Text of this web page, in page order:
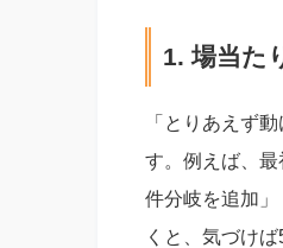
1. 場当た
「とりあえず
す。例えば、
件分岐を追加
くと、気づけ